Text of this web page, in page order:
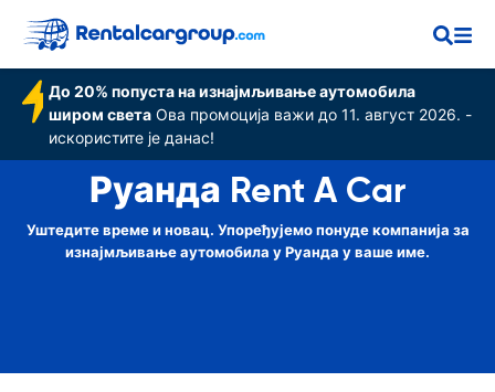
До 20% попуста на изнајмљивање аутомобила
широм света Ова промоција важи до 11. август 2026. -
искористите је данас!
Руанда Rent A Car
Уштедите време и новац. Упоређујемо понуде компанија за
изнајмљивање аутомобила у Руанда у ваше име.